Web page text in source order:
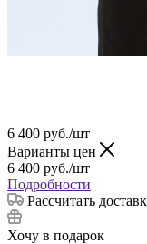
6 400 руб./шт
Варианты цен
6 400 руб./шт
Подробности
Рассчитать
Хочу в подарок